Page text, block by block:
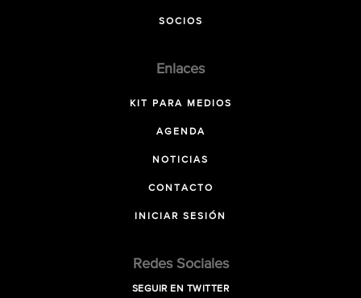
SOCIOS
Enlaces
KIT PARA MEDIOS
AGENDA
NOTICIAS
CONTACTO
INICIAR SESIÓN
Redes Sociales
SEGUIR EN TWITTER